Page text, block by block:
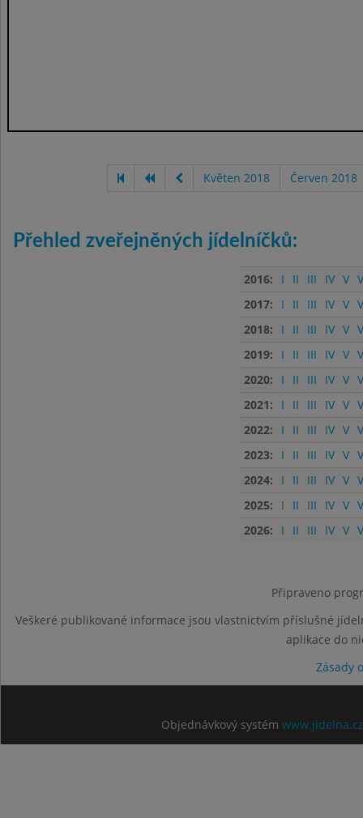
Květen 2018 Červen 2018
Přehled zveřejněných jídelníčků:
2016: I II III IV V
2017:
I II III IV V
2018:
I II III IV V
2019:
I II III IV V
2020:
I II III IV V
2021:
I II III IV V
2022:
I II III IV V
2023:
I II III IV V
2024:
I II III IV V
2025:
I II III IV V
2026:
I II III IV V
Připraveno
Veškeré publikované informace jsou vlastnictvím příslušné
aplikace do
Zásady
Objednávkový systém www.jidelna.cz